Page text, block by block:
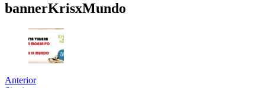
bannerKrisxMundo
Anterior